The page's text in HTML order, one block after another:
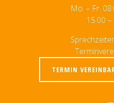
Mo. – Fr.
15:00 –
TERMIN